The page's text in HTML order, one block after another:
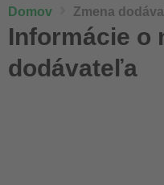
Domov Zmena
Informácie o
dodávateľa​